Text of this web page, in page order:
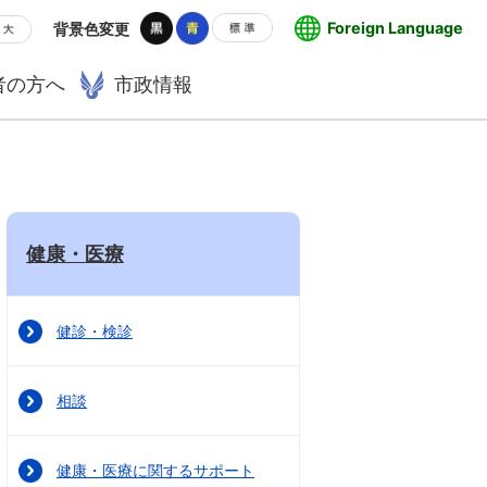
背景色変更 Foreign Language
の方へ 市政情報
健康・医療
健診・検診
相談
健康・医療に関するサポート